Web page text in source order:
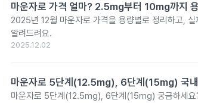
마운자로 가격 얼마? 2.5mg부터 10mg까지
2025년 12월 마운자로 가격을 용량별로 정리하고,
알려드려요.
2025.12.02
마운자로 5단계(12.5mg), 6단계(15mg) 국내
마운자로 5단계(12.5mg), 6단계(15mg) 궁금하세요